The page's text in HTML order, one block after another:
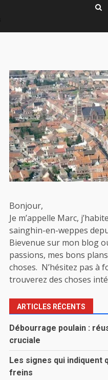
Bonjour,
Je m’appelle Marc,
sainghin-en-weppes
Bievenue sur mon blog
passions, mes bons
choses. N’hésitez pas à
trouverez des choses
ARTICLES RÉCENTS
Débourrage poulain :
cruciale
Les signes qui indiquent
freins